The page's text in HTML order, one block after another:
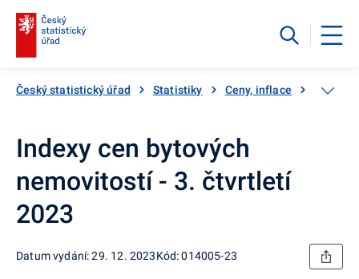
Český statistický úřad Statistiky Ceny, inflace Ceny
Indexy cen bytových
nemovitostí - 3. čtvrtletí
2023
Datum vydání: 29. 12. 2023Kód: 014005-23